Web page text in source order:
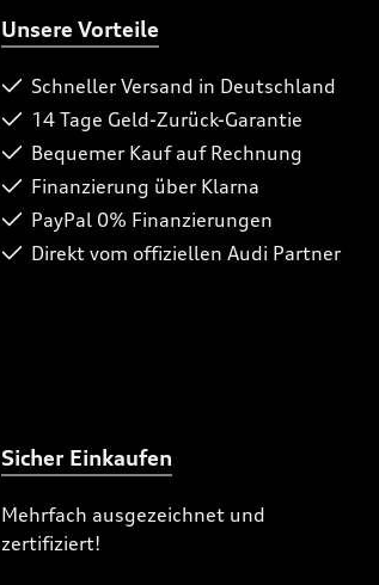
Unsere Vorteile
Schneller Versand in Deutschland
14 Tage Geld-Zurück-Garantie
Bequemer Kauf auf Rechnung
Finanzierung über Klarna
PayPal 0% Finanzierungen
Direkt vom offiziellen Audi Partner
Sicher Einkaufen
Mehrfach ausgezeichnet und
zertifiziert!